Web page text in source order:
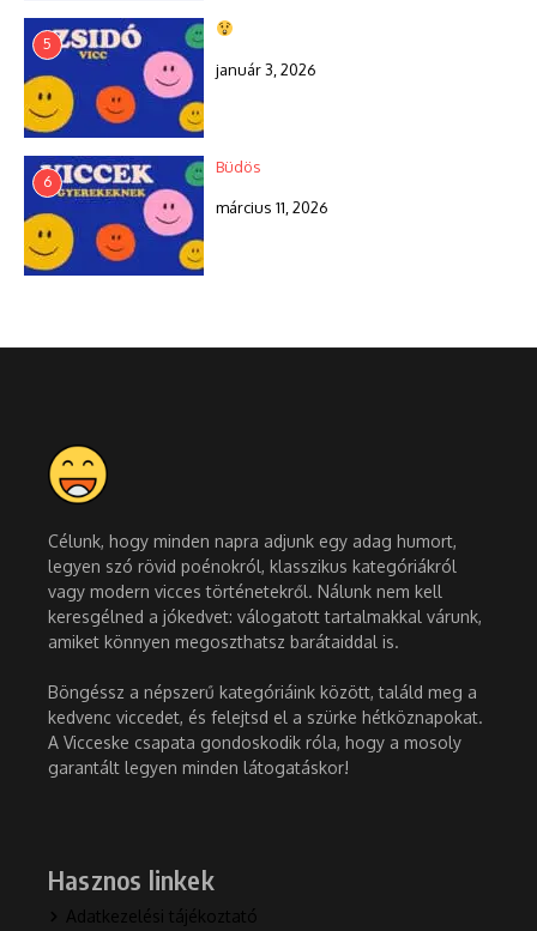
5
január 3, 2026
6
Büdös
március 11, 2026
Célunk, hogy minden napra adjunk egy adag humort,
legyen szó rövid poénokról, klasszikus kategóriákról
vagy modern vicces történetekről. Nálunk nem kell
keresgélned a jókedvet: válogatott tartalmakkal várunk,
amiket könnyen megoszthatsz barátaiddal is.
Böngéssz a népszerű kategóriáink között, találd meg a
kedvenc viccedet, és felejtsd el a szürke hétköznapokat.
A Vicceske csapata gondoskodik róla, hogy a mosoly
garantált legyen minden látogatáskor!
Hasznos linkek
Adatkezelési tájékoztató